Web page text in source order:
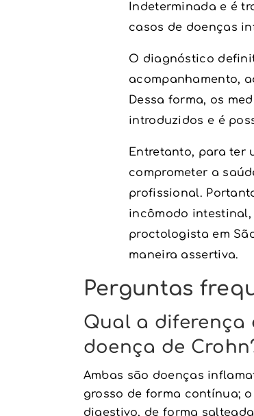
Indeterminada e é
casos de doenças
O diagnóstico
acompanhamento,
Dessa forma, os
introduzidos e é
Entretanto, para ter
comprometer a
profissional.
incômodo
proctologista em
maneira assertiva.
Perguntas
Qual a diferença
doença de
Ambas são doenças
grosso de forma contínua;
digestivo, de forma